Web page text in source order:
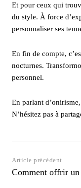
Et pour ceux qui
du style. À force
personnaliser ses
En fin de compte,
nocturnes.
personnel.
En parlant
N’hésitez pas à
Article précédent
Comment offrir un